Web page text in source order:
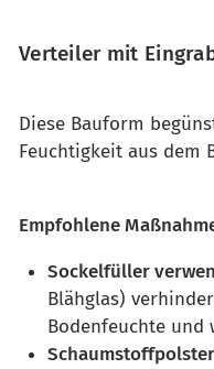
Verteiler mit
Diese Bauform
Feuchtigkeit aus dem
Empfohlene
Sockelfüller
Blähglas)
Bodenfeuchte und